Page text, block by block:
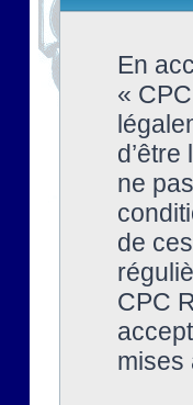
En
«
ne
de
CPC
mises